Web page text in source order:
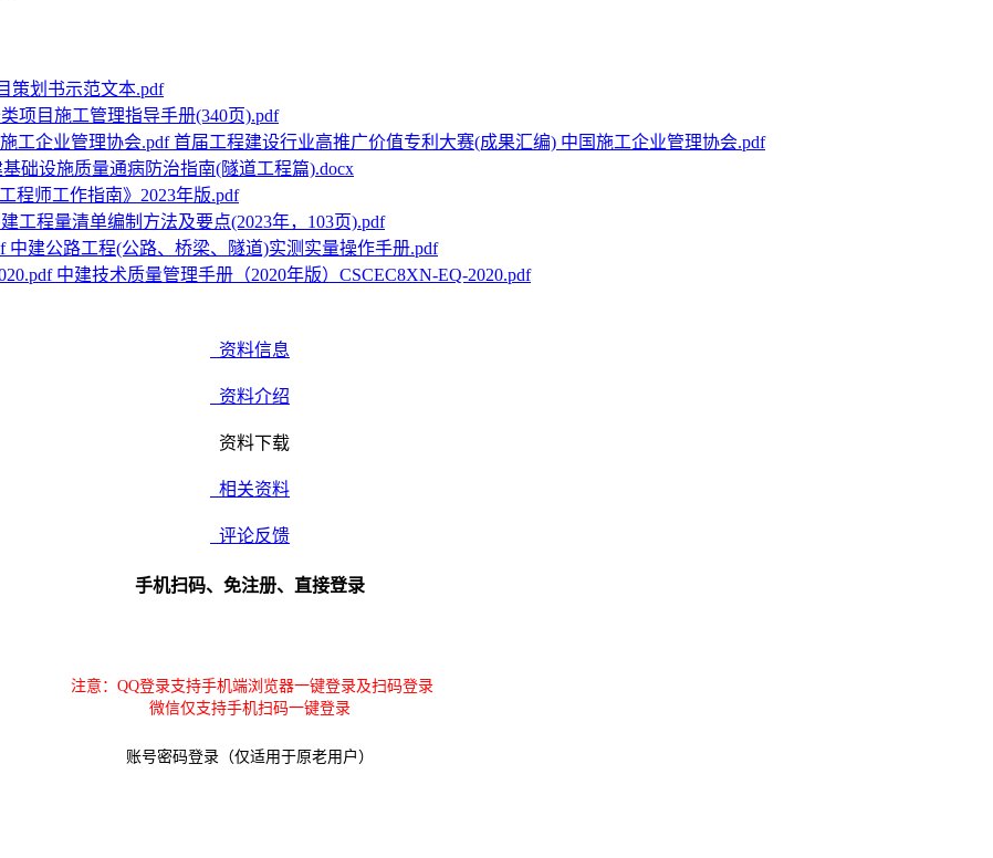
策划书示范文本.pdf
项目施工管理指导手册(340页).pdf
首届工程建设行业高推广价值专利大赛(成果汇编) 中国施工企业管理协会.pdf
基础设施质量通病防治指南(隧道工程篇).docx
程师工作指南》2023年版.pdf
工程量清单编制方法及要点(2023年，103页).pdf
中建公路工程(公路、桥梁、隧道)实测实量操作手册.pdf
中建技术质量管理手册（2020年版）CSCEC8XN-EQ-2020.pdf
资料信息
资料介绍
资料下载
相关资料
评论反馈
手机扫码、免注册、直接登录
注意：QQ登录支持手机端浏览器一键登录及扫码登录
微信仅支持手机扫码一键登录
账号密码登录（仅适用于原老用户）